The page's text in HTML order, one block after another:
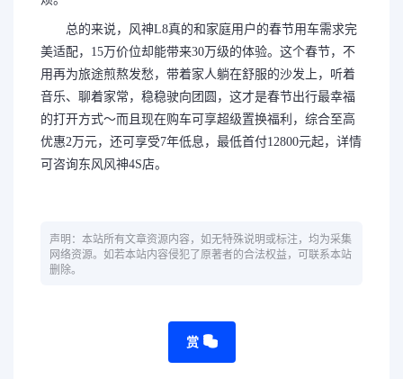
总的来说，风神L8真的和家庭用户的春节用车需求完
美适配，15万价位却能带来30万级的体验。这个春节，不
用再为旅途煎熬发愁，带着家人躺在舒服的沙发上，听着
音乐、聊着家常，稳稳驶向团圆，这才是春节出行最幸福
的打开方式～而且现在购车可享超级置换福利，综合至高
优惠2万元，还可享受7年低息，最低首付12800元起，详情
可咨询东风风神4S店。
声明：本站所有文章资源内容，如无特殊说明或标注，均为采集
网络资源。如若本站内容侵犯了原著者的合法权益，可联系本站
删除。
赏